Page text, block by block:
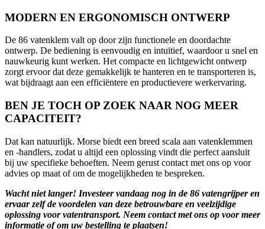
MODERN EN ERGONOMISCH ONTWERP
De 86 vatenklem valt op door zijn functionele en doordachte
ontwerp. De bediening is eenvoudig en intuïtief, waardoor u snel en
nauwkeurig kunt werken. Het compacte en lichtgewicht ontwerp
zorgt ervoor dat deze gemakkelijk te hanteren en te transporteren is,
wat bijdraagt aan een efficiëntere en productievere werkervaring.
BEN JE TOCH OP ZOEK NAAR NOG MEER
CAPACITEIT?
Dat kan natuurlijk. Morse biedt een breed scala aan vatenklemmen
en -handlers, zodat u altijd een oplossing vindt die perfect aansluit
bij uw specifieke behoeften. Neem gerust contact met ons op voor
advies op maat of om de mogelijkheden te bespreken.
Wacht niet langer! Investeer vandaag nog in de 86 vatengrijper en
ervaar zelf de voordelen van deze betrouwbare en veelzijdige
oplossing voor vatentransport. Neem contact met ons op voor meer
informatie of om uw bestelling te plaatsen!